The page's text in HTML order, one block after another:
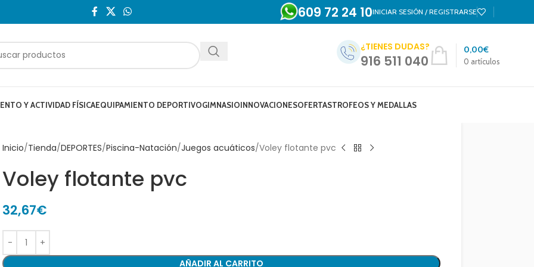
609 72 24 10INICIAR SESIÓN / REGISTRARSE
¿TIENES DUDAS?
916 511 040 0 artículos
0,00€
Y ACTIVIDAD FÍSICAEQUIPAMIENTO DEPORTIVOGIMNASIOINNOVACIONESOFERTASTROFEOS Y MEDALLAS
Inicio Tienda DEPORTES Piscina-Natación Juegos acuáticos Voley flotante pvc
Voley flotante pvc
32,67€
AÑADIR AL CARRITO